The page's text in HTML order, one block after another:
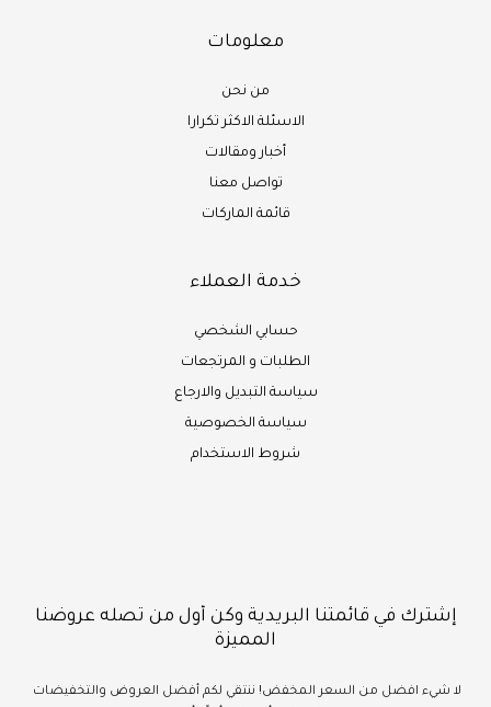
معلومات
من نحن
الاسئلة الاكثر تكرارا
أخبار ومقالات
تواصل معنا
قائمة الماركات
خدمة العملاء
حسابي الشخصي
الطلبات و المرتجعات
سياسة التبديل والارجاع
سياسة الخصوصية
شروط الاستخدام
إشترك في قائمتنا البريدية وكن أول من تصله عروضنا
المميزة
لا شيء افضل من السعر المخفض! ننتقي لكم أفضل العروض والتخفيضات